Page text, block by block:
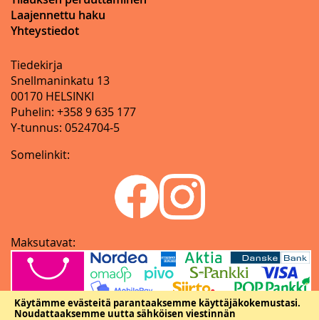
Käytämme evästeitä parantaaksemme käyttäjäkokemustasi.
Noudattaaksemme uutta sähköisen viestinnän
Laajennettu haku
Yhteystiedot
Tiedekirja
Snellmaninkatu 13
00170 HELSINKI
Puhelin: +358 9 635 177
Y-tunnus: 0524704-5
Somelinkit:
Maksutavat: